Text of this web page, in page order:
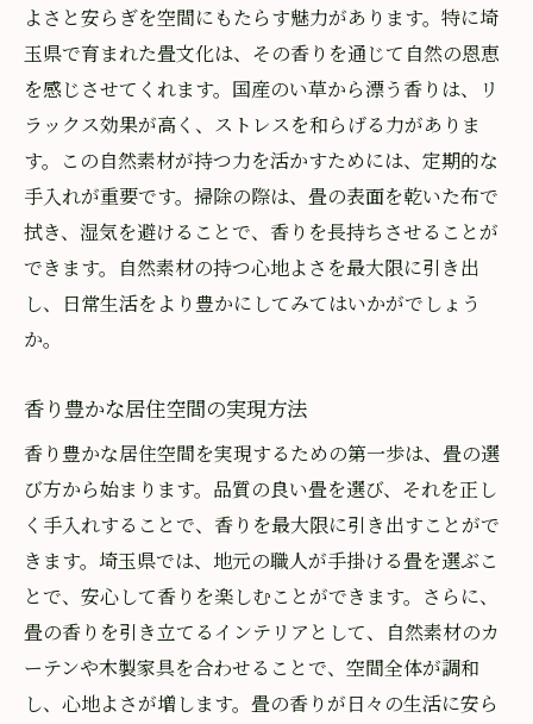
よさと安らぎを空間にもたらす魅力があります。特に埼
玉県で育まれた畳文化は、その香りを通じて自然の恩恵
を感じさせてくれます。国産のい草から漂う香りは、リ
ラックス効果が高く、ストレスを和らげる力がありま
す。この自然素材が持つ力を活かすためには、定期的な
手入れが重要です。掃除の際は、畳の表面を乾いた布で
拭き、湿気を避けることで、香りを長持ちさせることが
できます。自然素材の持つ心地よさを最大限に引き出
し、日常生活をより豊かにしてみてはいかがでしょう
か。
香り豊かな居住空間の実現方法
香り豊かな居住空間を実現するための第一歩は、畳の選
び方から始まります。品質の良い畳を選び、それを正し
く手入れすることで、香りを最大限に引き出すことがで
きます。埼玉県では、地元の職人が手掛ける畳を選ぶこ
とで、安心して香りを楽しむことができます。さらに、
畳の香りを引き立てるインテリアとして、自然素材のカ
ーテンや木製家具を合わせることで、空間全体が調和
し、心地よさが増します。畳の香りが日々の生活に安ら